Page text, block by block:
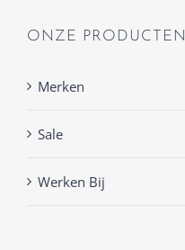
ONZE PRODUCTEN
Merken
Sale
Werken Bij